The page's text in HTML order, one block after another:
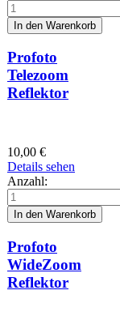
Profoto
Telezoom
Reflektor
10,00 €
Details sehen
Anzahl:
Profoto
WideZoom
Reflektor